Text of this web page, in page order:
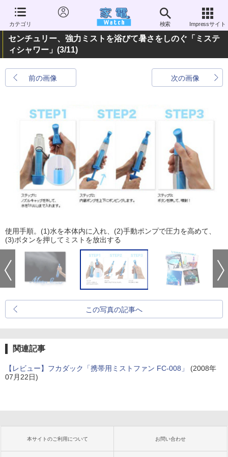
カテゴリ 検索 Impressサイト
センチュリー、強力ミストを浴びて暑さをしのぐ「ミステ
ィシャワー」 (3/11)
前の画像 次の画像
使用手順。(1)水を本体内に入れ、(2)手動ポンプで圧力を高めて、
(3)ボタンを押してミストを放出する
この写真の記事へ
関連記事
【レビュー】フカダック「携帯用ミストファン FC-008」
(2008年
07月22日)
本サイトのご利用について お問い合わせ